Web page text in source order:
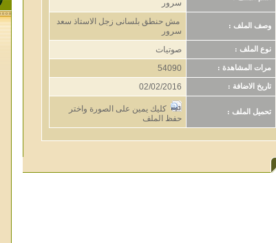
سرور
وصف الملف :
مش حنطق بلسانى زجل الاستاذ سعد
سرور
نوع الملف : صوتيات
مرات المشاهدة : 54090
تاريخ الاضافة : 02/02/2016
تحميل الملف :
كليك يمين على الصورة واختر
حفظ الملف